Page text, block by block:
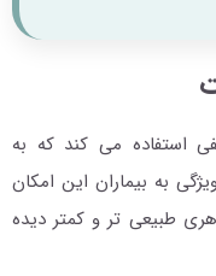
استفاده می کند که به
به بیماران این امکان
طبیعی تر و کمتر دیده